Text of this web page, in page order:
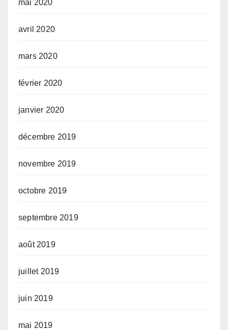
mai 2020
avril 2020
mars 2020
février 2020
janvier 2020
décembre 2019
novembre 2019
octobre 2019
septembre 2019
août 2019
juillet 2019
juin 2019
mai 2019